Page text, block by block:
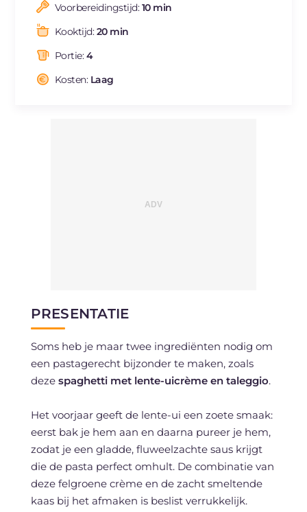
FR
BR
Voorbereidingstijd:10 min
Kooktijd:20 min
Portie:4
Kosten: Laag
PRESENTATIE
Soms heb je maar twee ingrediënten nodig om
een pastagerecht bijzonder te maken, zoals
deze spaghetti met lente-uicrème en taleggio.
Het voorjaar geeft de lente-ui een zoete smaak:
eerst bak je hem aan en daarna pureer je hem,
zodat je een gladde, fluweelzachte saus krijgt
die de pasta perfect omhult. De combinatie van
deze felgroene crème en de zacht smeltende
kaas bij het afmaken is beslist verrukkelijk.